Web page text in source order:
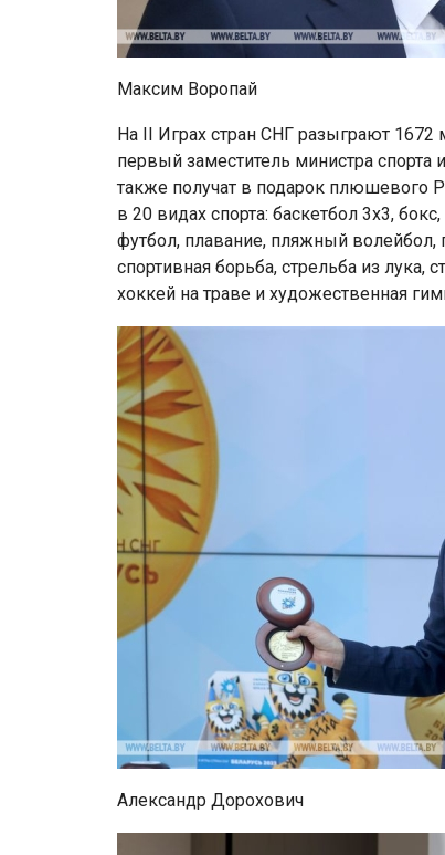
Максим Воропай
На II Играх стран СНГ разыграют
первый заместитель министра
также получат в подарок плюшевого
в 20 видах спорта: баскетбол 3х3,
футбол, плавание, пляжный
спортивная борьба, стрельба из лука,
хоккей на траве и художественная
Александр Дорохович